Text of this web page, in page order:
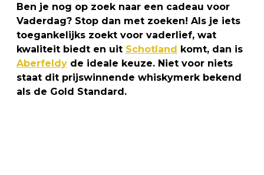
Ben je nog op zoek naar een cadeau voor
Vaderdag? Stop dan met zoeken! Als je iets
toegankelijks zoekt voor vaderlief, wat
kwaliteit biedt en uit Schotland komt, dan is
Aberfeldy de ideale keuze. Niet voor niets
staat dit prijswinnende whiskymerk bekend
als de Gold Standard.